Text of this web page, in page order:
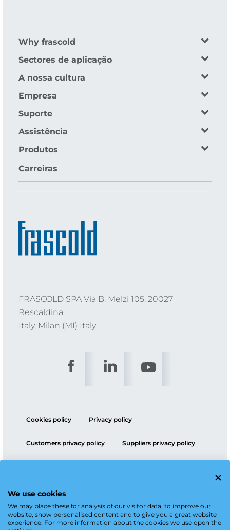
We use cookies
We may place these for analysis of our visitor data, to improve our
website, show personalised content and to give you a great website
experience. For more information about the cookies we use open the
Why frascold
Sectores de aplicação
A nossa cultura
Empresa
Suporte
Assistência
Produtos
Carreiras
FRASCOLD SPA Via B. Melzi 105, 20027
Rescaldina
Italy, Milan (MI) Italy
Cookies policy Privacy policy
Customers privacy policy Suppliers privacy policy